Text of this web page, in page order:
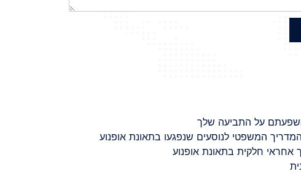
על התביעה שלך
המדריך המשפטי לנוסעים שנפגעו בתאונת אופנוע
חלקית בתאונת אופנוע